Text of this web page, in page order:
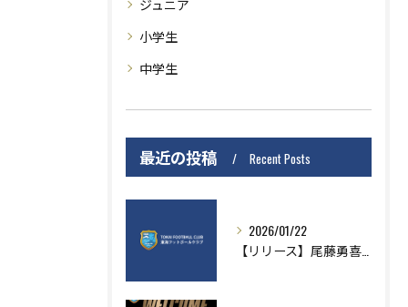
ジュニア
小学生
中学生
最近の投稿 Recent Posts
2026/01/22
【リリース】尾藤勇喜選手VMECより移籍加入のお知らせ